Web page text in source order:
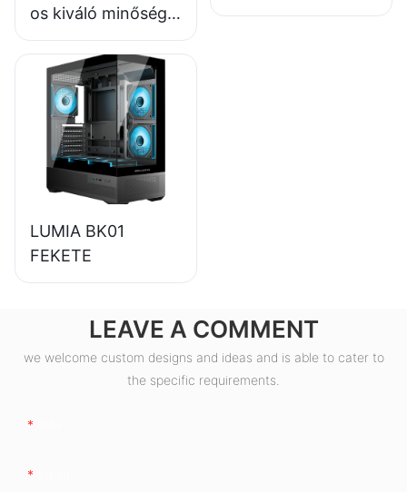
os kiváló minőségű,
85%-os hatásfokú,
80+ bronz színű
asztali számítógép
tápegység,
ESB550W
LUMIA BK01
FEKETE
LEAVE A COMMENT
we welcome custom designs and ideas and is able to cater to
the specific requirements.